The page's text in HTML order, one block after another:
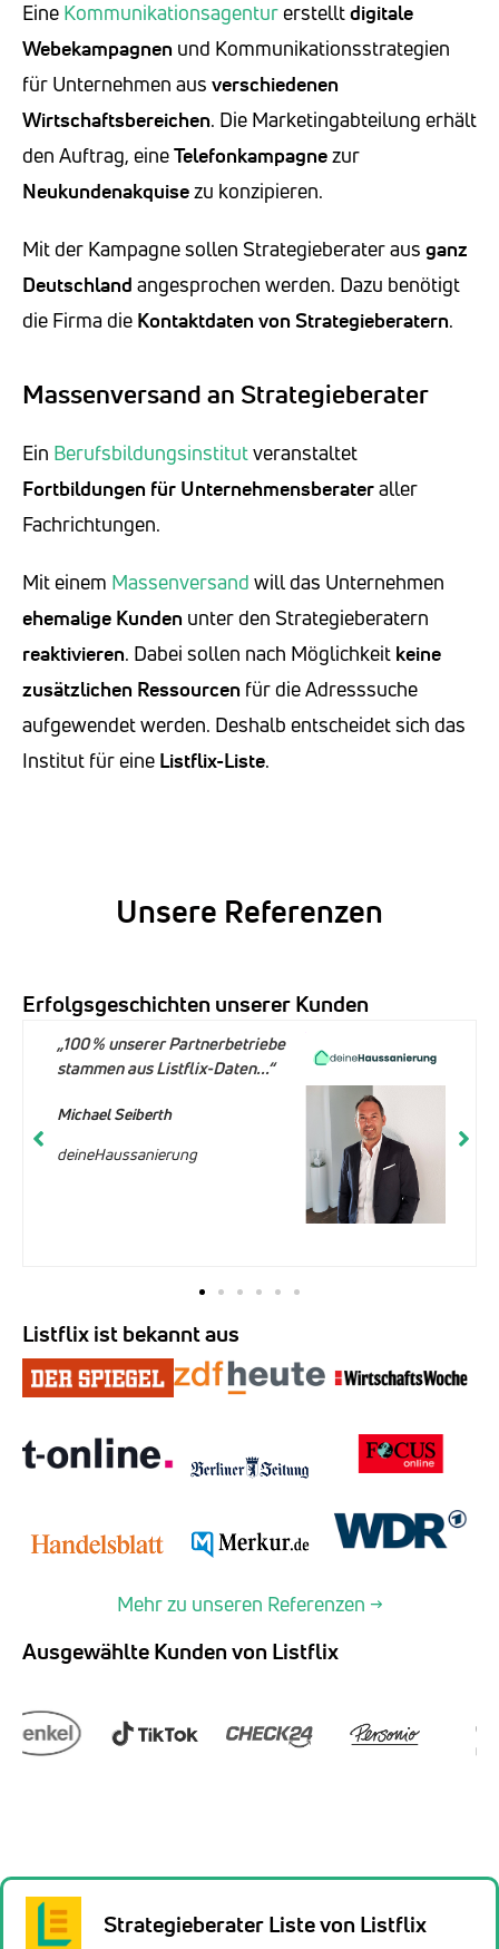
Eine Kommunikationsagentur erstelltdigitale
Webekampagnen und Kommunikationsstrategien
für Unternehmen aus verschiedenen
Wirtschaftsbereichen. Die Marketingabteilung erhält
den Auftrag, eineTelefonkampagnezur
Neukundenakquisezu konzipieren.
Mit der Kampagne sollen Strategieberater aus ganz
Deutschland angesprochen werden. Dazu benötigt
die Firma die Kontaktdaten von Strategieberatern.
Massenversand an Strategieberater
Ein Berufsbildungsinstitutveranstaltet
Fortbildungen für Unternehmensberateraller
Fachrichtungen.
Mit einem Massenversand will das Unternehmen
ehemalige Kunden unter den Strategieberatern
reaktivieren. Dabei sollen nach Möglichkeit keine
zusätzlichen Ressourcen für die Adresssuche
aufgewendet werden. Deshalb entscheidet sich das
Institut für eine Listflix-Liste.
Unsere Referenzen
Erfolgsgeschichten unserer Kunden
„100 % unserer Partnerbetriebe
stammen aus Listflix-Daten...“
Michael Seiberth
deineHaussanierung
Listflix ist bekannt aus
Mehr zu unseren Referenzen →
Ausgewählte Kunden von Listflix
Strategieberater Liste von Listflix